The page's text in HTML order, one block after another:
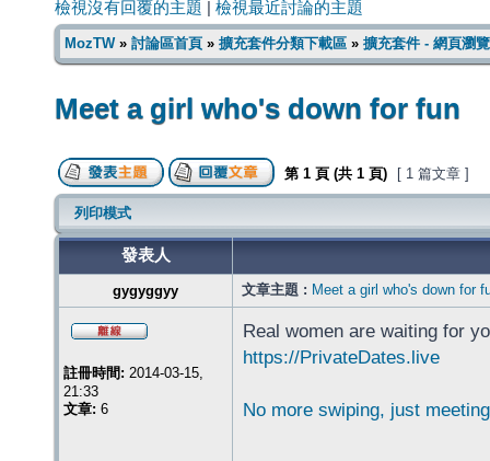
檢視沒有回覆的主題 檢視最近討論的主題
MozTW» 討論區首頁 » 擴充套件分類下載區 » 擴充套件 - 網頁瀏覽
Meet a girl who's down for fun
第 1 頁 (共 1 頁) [ 1 篇文章 ]
列印模式
發表人
gygyggyy 文章主題 : Meet a girl who's down for
註冊時間: 2014-03-15,
21:33
文章: 6
Real women are waiting for
https://PrivateDates.live
No more swiping, just meeting